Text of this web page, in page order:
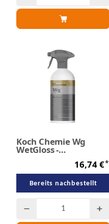
Koch Chemie Wg
WetGloss -
Nassversiegelung 500
16,74 €*
Bereits nachbestellt